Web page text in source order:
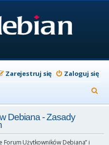
Zaloguj się
Zarejestruj się
z
k
Debiana - Zasady
Forum Użytkowników Debiana” i